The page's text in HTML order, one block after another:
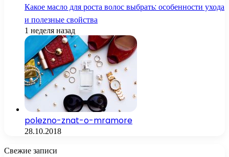
Какое масло для роста волос выбрать: особенности ухода
и полезные свойства
1 неделя назад
polezno-znat-o-mramore
28.10.2018
Свежие записи